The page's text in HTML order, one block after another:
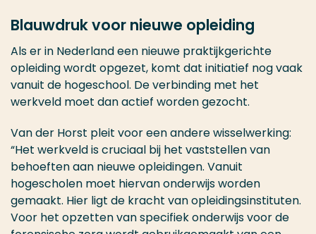
Blauwdruk voor nieuwe opleiding
Als er in Nederland een nieuwe praktijkgerichte
opleiding wordt opgezet, komt dat initiatief nog vaak
vanuit de hogeschool. De verbinding met het
werkveld moet dan actief worden gezocht.
Van der Horst pleit voor een andere wisselwerking:
“Het werkveld is cruciaal bij het vaststellen van
behoeften aan nieuwe opleidingen. Vanuit
hogescholen moet hiervan onderwijs worden
gemaakt. Hier ligt de kracht van opleidingsinstituten.
Voor het opzetten van specifiek onderwijs voor de